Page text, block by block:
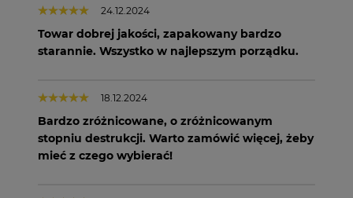
24.12.2024
Towar dobrej jakości, zapakowany bardzo
starannie. Wszystko w najlepszym porządku.
18.12.2024
Bardzo zróżnicowane, o zróżnicowanym
stopniu destrukcji. Warto zamówić więcej, żeby
mieć z czego wybierać!